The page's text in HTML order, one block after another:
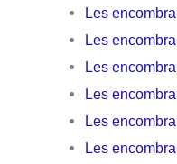
Les
Les
Les
Les
Les
Les